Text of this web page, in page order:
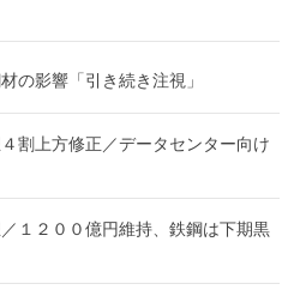
の影響「引き続き注視」
割上方修正／データセンター向け
１２００億円維持、鉄鋼は下期黒